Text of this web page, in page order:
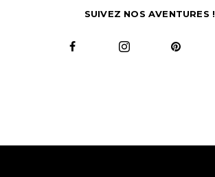
SUIVEZ NOS AVENTURES !